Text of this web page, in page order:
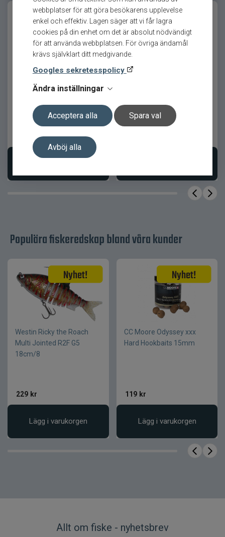
webbplatser för att göra besökarens upplevelse
enkel och effektiv. Lagen säger att vi får lagra
cookies på din enhet om det är absolut nödvändigt
för att använda webbplatsen. För övriga ändamål
krävs självklart ditt medgivande.
Googles sekretesspolicy
Ändra inställningar
Acceptera alla Spara val
Avböj alla
Kompakt format anpassat för
finessfiske
Kraftig paddelstjärt med stabil
simrörelse
Effektiv även vid låg
invevningshastighet
Förbättrad hållbarhet med Honey
Comb-teknik
Produktfakta
Teknik
PowerBait Honey Comb
Användning
Finessfiske, jiggfiske
Zeel 120 12cm UV Ayu Zeel 120 12cm UFO
Populära fiskeredskap bland våra kunder
Westin Ricky the Roach
Multi Jointed R2F G5
18cm/8
229 kr
Lägg i varukorgen
CC Moore Odyssey xxx
Hard Hookbaits 15mm
119 kr
Lägg i varukorgen
Allt om fiske - nyhetsbrev